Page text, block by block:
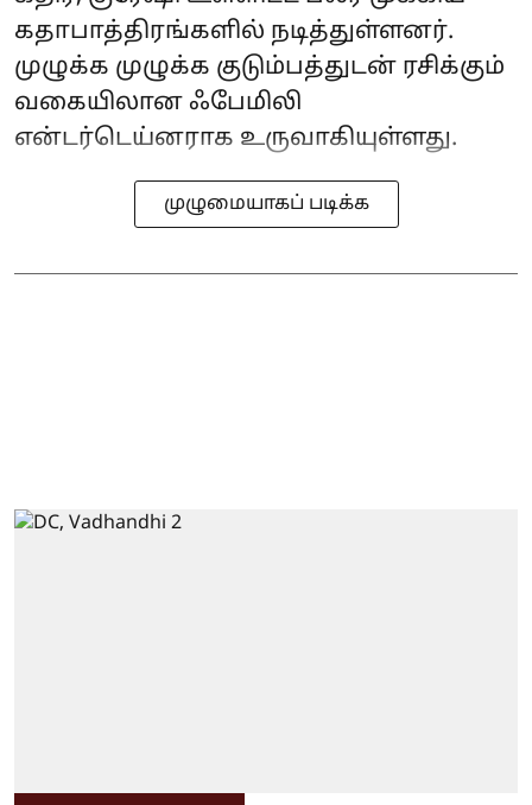
கதாபாத்திரங்களில் நடித்துள்ளனர்.
முழுக்க முழுக்க குடும்பத்துடன் ரசிக்கும்
வகையிலான ஃபேமிலி
என்டர்டெய்னராக உருவாகியுள்ளது.
முழுமையாகப் படிக்க